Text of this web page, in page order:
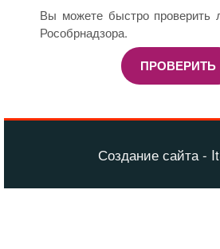
Вы можете быстро проверить
Рособрнадзора.
ПРОВЕРИТЬ
Создание сайта -